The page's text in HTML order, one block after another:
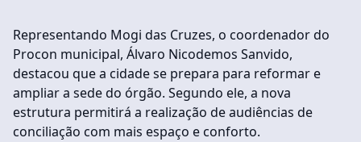
Representando Mogi das Cruzes, o coordenador do
Procon municipal, Álvaro Nicodemos Sanvido,
destacou que a cidade se prepara para reformar e
ampliar a sede do órgão. Segundo ele, a nova
estrutura permitirá a realização de audiências de
conciliação com mais espaço e conforto.